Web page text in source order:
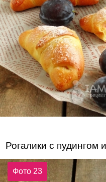
Рогалики с пудингом
Фото 23